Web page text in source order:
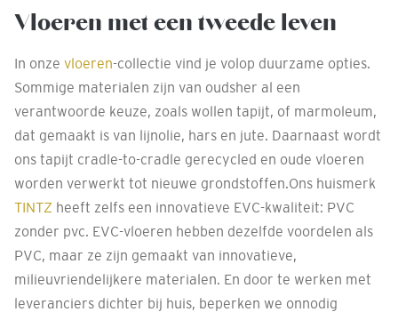
Vloeren met een tweede leven
In onze vloeren-collectie vind je volop duurzame opties.
Sommige materialen zijn van oudsher al een
verantwoorde keuze, zoals wollen tapijt, of marmoleum,
dat gemaakt is van lijnolie, hars en jute. Daarnaast wordt
ons tapijt cradle-to-cradle gerecycled en oude vloeren
worden verwerkt tot nieuwe grondstoffen.Ons huismerk
TINTZ heeft zelfs een innovatieve EVC-kwaliteit: PVC
zonder pvc. EVC-vloeren hebben dezelfde voordelen als
PVC, maar ze zijn gemaakt van innovatieve,
milieuvriendelijkere materialen. En door te werken met
leveranciers dichter bij huis, beperken we onnodig